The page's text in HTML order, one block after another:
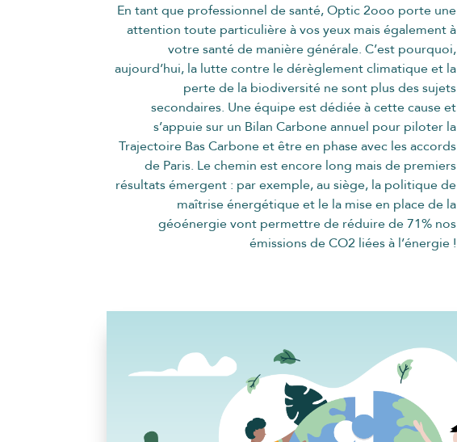
En tant que professionnel de santé, Optic 2ooo porte une
attention toute particulière à vos yeux mais également à
votre santé de manière générale. C’est pourquoi,
aujourd’hui, la lutte contre le dérèglement climatique et la
perte de la biodiversité ne sont plus des sujets
secondaires. Une équipe est dédiée à cette cause et
s’appuie sur un Bilan Carbone annuel pour piloter la
Trajectoire Bas Carbone et être en phase avec les accords
de Paris. Le chemin est encore long mais de premiers
résultats émergent : par exemple, au siège, la politique de
maîtrise énergétique et le la mise en place de la
géoénergie vont permettre de réduire de 71% nos
émissions de CO2 liées à l’énergie !